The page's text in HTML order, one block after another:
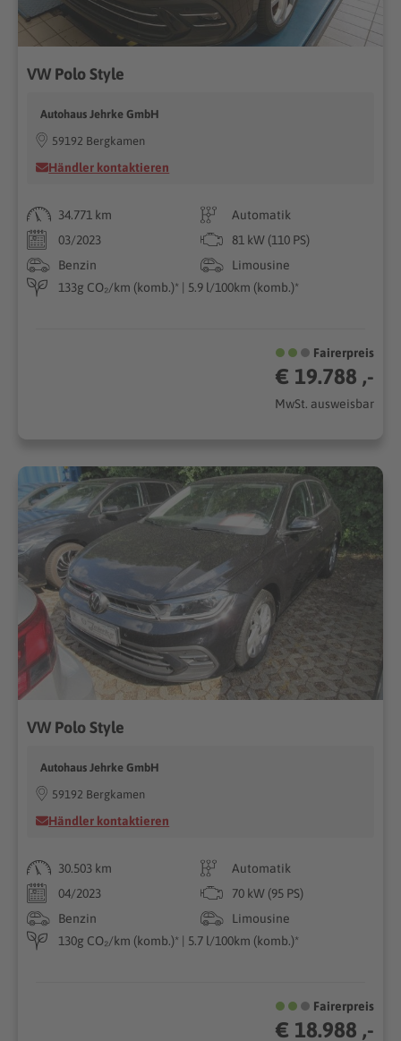
VW Polo Style
Autohaus Jehrke GmbH
59192 Bergkamen
Händler kontaktieren
34.771 km
Automatik
03/2023
81 kW (110 PS)
Benzin
Limousine
133g CO₂/km (komb.)* | 5.9 l/100km (komb.)*
Fairerpreis
€ 19.788 ,-
MwSt. ausweisbar
VW Polo Style
Autohaus Jehrke GmbH
59192 Bergkamen
Händler kontaktieren
30.503 km
Automatik
04/2023
70 kW (95 PS)
Benzin
Limousine
130g CO₂/km (komb.)* | 5.7 l/100km (komb.)*
Fairerpreis
€ 18.988 ,-